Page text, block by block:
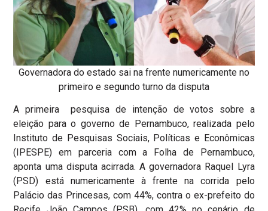
Governadora do estado sai na frente numericamente no
primeiro e segundo turno da disputa
A primeira pesquisa de intenção de votos sobre a
eleição para o governo de Pernambuco, realizada pelo
Instituto de Pesquisas Sociais, Políticas e Econômicas
(IPESPE) em parceria com a Folha de Pernambuco,
aponta uma disputa acirrada. A governadora Raquel Lyra
(PSD) está numericamente à frente na corrida pelo
Palácio das Princesas, com 44%, contra o ex-prefeito do